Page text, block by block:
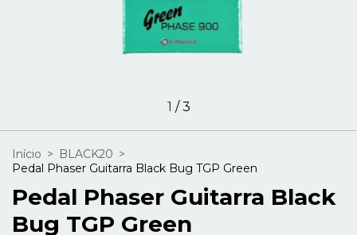
1 /3
Início > BLACK20 >
Pedal Phaser Guitarra Black Bug TGP Green
Pedal Phaser Guitarra Black
Bug TGP Green